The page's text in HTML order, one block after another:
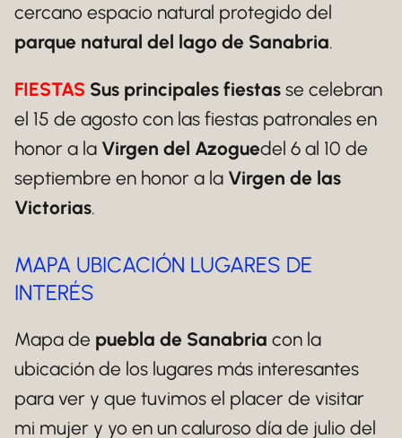
cercano espacio natural protegido del
parque natural del lago de Sanabria.
FIESTAS Sus principales fiestas se celebran
el 15 de agosto con las fiestas patronales en
honor a la Virgen del Azoguedel 6 al 10 de
septiembre en honor a la Virgen de las
Victorias.
MAPA UBICACIÓN LUGARES DE
INTERÉS
Mapa de puebla de Sanabria con la
ubicación de los lugares más interesantes
para ver y que tuvimos el placer de visitar
mi mujer y yo en un caluroso día de julio del